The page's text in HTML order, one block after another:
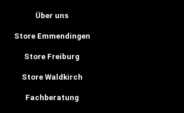
Über uns
Store Emmendingen
Store Freiburg
Store Waldkirch
Fachberatung